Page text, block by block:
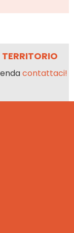
TERRITORIO
contattaci!